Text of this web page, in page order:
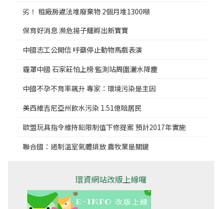
劣！ 租廠房違法堆廢棄物 2個月堆1300噸
保育好消息 瀕危揚子鱷孵出新寶寶
中國志工公開信 呼籲停止動物馬戲表演
霾罩中國 石家莊怕上榜 監測站周圍灑水降塵
中國不孕不育率飆升 專家：環境污染是主因
美西維吉尼亞州飲水污染 1.51億賠居民
歐盟玩具指令維持鉛限制值下修提案 預計2017年實施
聯合國：遏制溫室氣體排放 農牧業是關鍵
環資網站改版上線囉